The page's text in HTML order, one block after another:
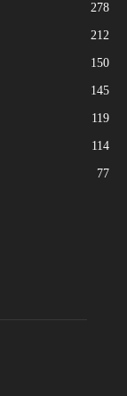
278
212
150
145
119
114
77